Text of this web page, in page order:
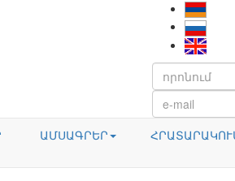
ԱՄՍԱԳՐԵՐ